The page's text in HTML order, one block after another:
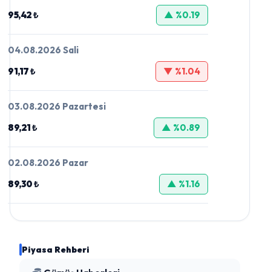
95,42 ₺
▲ %0.19
04.08.2026 Sali
91,17 ₺
▼ %1.04
03.08.2026 Pazartesi
89,21 ₺
▲ %0.89
02.08.2026 Pazar
89,30 ₺
▲ %1.16
Piyasa Rehberi